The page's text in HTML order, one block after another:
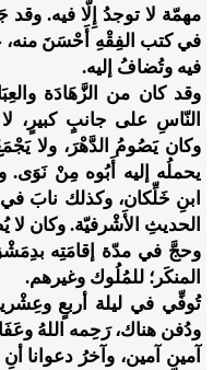
مهمّة لا توجدُ إِلَّا فيه.
في كتب الفِقْهِ أَحْسَنَ منه،
فيه وتُضافُ إليه.
وقد كان من الزَّهَادَة
النّاسِ على جانبٍ كبيرٍ،
وكان يَصُومُ الدَّهْرَ، ولا
يحملُه إليه أَبُوه مِنْ نَوَى.
ابنِ خَلِّكان، وكذلك نابَ في
الحديثِ الأَشْرفيّة. وكان لا
وحجَّ في مدّة إقامَتِه
المنكَر؛ للمُلُوك وغيرهم.
تُوفِّي في ليلة أربعٍ
ودُفن هناك، رَحِمه اللهُ
آمين آمين، وآخرُ دعوانا